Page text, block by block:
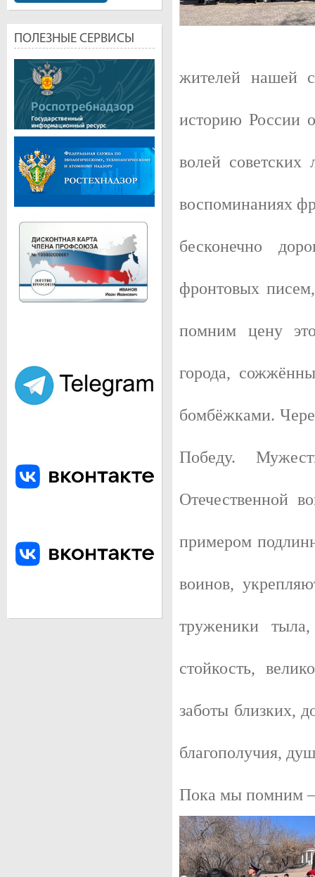
УЛАН-УДЭ. БУРЯТСКИЙ АРБАТ
Изначально, улица называлась Трактовая, так как по ней
была переименована в его честь, и на ней горожане высадили
ГОСТИННЫЕ РЯДЫ. АРХИТЕКТОР А. И. ЛОСЕВ
Площадь Революции первая площадь Улан-Удэ, одна из
площадь старого Верхнеудинска.
Улан-Удэ - город в Восточной Сибири, столица Республики
ПАМЯТНИК ВЛАДИМИРУ ИЛЬИЧУ ЛЕНИНУ
ПОЛЕЗНЫЕ СЕРВИСЫ
жителей нашей
историю России
волей
воспоминаниях
бесконечно
фронтовых
помним цену
города,
бомбёжками.
Победу.
Отечественной
примером
воинов,
труженики
стойкость,
заботы близких,
благополучия,
Пока мы помним